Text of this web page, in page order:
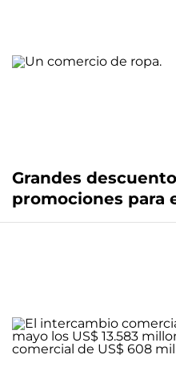
Grandes
promociones para